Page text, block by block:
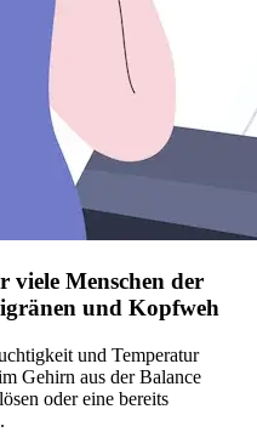
viele Menschen der
und Kopfweh
und Temperatur
Gehirn aus der Balance
oder eine bereits